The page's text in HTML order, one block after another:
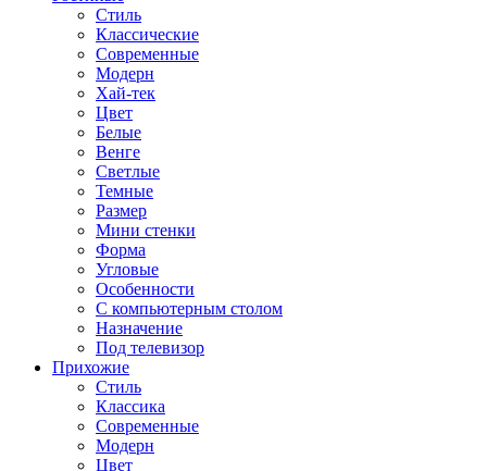
Стиль
Классические
Современные
Модерн
Хай-тек
Цвет
Белые
Венге
Светлые
Темные
Размер
Мини стенки
Форма
Угловые
Особенности
С компьютерным столом
Назначение
Под телевизор
Прихожие
Стиль
Классика
Современные
Модерн
Цвет